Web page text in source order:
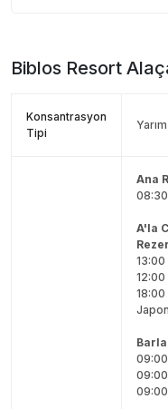
Biblos Resort
Konsantrasyon
Tipi
Ana
08:30
A'la